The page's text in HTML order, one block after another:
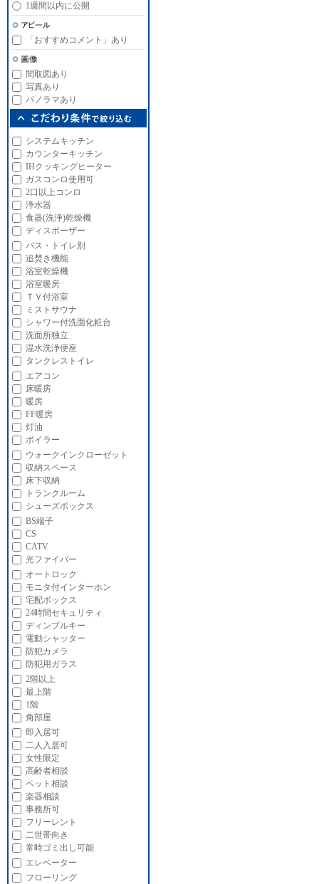
1週間以内に公開
「おすすめコメント」あり
間取図あり
写真あり
パノラマあり
システムキッチン
カウンターキッチン
IHクッキングヒーター
ガスコンロ使用可
2口以上コンロ
浄水器
食器(洗浄)乾燥機
ディスポーザー
バス・トイレ別
追焚き機能
浴室乾燥機
浴室暖房
ＴＶ付浴室
ミストサウナ
シャワー付洗面化粧台
洗面所独立
温水洗浄便座
タンクレストイレ
エアコン
床暖房
暖房
FF暖房
灯油
ボイラー
ウォークインクローゼット
収納スペース
床下収納
トランクルーム
シューズボックス
BS端子
CS
CATV
光ファイバー
オートロック
モニタ付インターホン
宅配ボックス
24時間セキュリティ
ディンプルキー
電動シャッター
防犯カメラ
防犯用ガラス
2階以上
最上階
1階
角部屋
即入居可
二人入居可
女性限定
高齢者相談
ペット相談
楽器相談
事務所可
フリーレント
二世帯向き
常時ゴミ出し可能
エレベーター
フローリング